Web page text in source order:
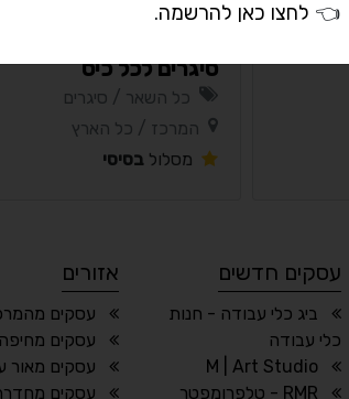
סיגרים לכל כיס
כל השאר / סיגרים
המרכז / כל הארץ
מסלול בסיסי
עסקים חדשים
ביג כלי עבודה - חנות
כלי עבודה
M | Art Studio
RMR - טלפרומפטר
אזורים
עסקים
עסקים
עסקים מאור
עסקים
👈 לחצו כאן להרשמה.